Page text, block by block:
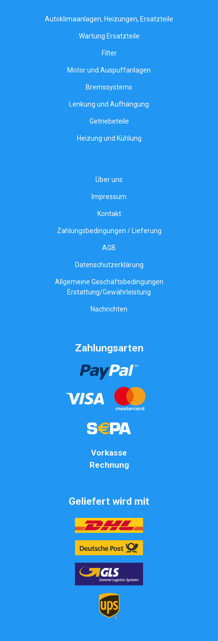
Autoklimaanlagen, Heizungen, Ersatzteile
Wartung Ersatzteile
Filter
Motor und Auspuffanlagen
Bremssystems
Lenkung und Aufhängung
Getriebeteile
Heizung und Kühlung
Über uns
Impressum
Kontakt
Zahlungsbedingungen / Lieferung
AGB
Datenschutzerklärung
Allgemeine Geschäftsbedingungen
Erstattung/Gewährleistung
Nachrichten
Zahlungsarten
Vorkasse
Rechnung
Geliefert wird mit